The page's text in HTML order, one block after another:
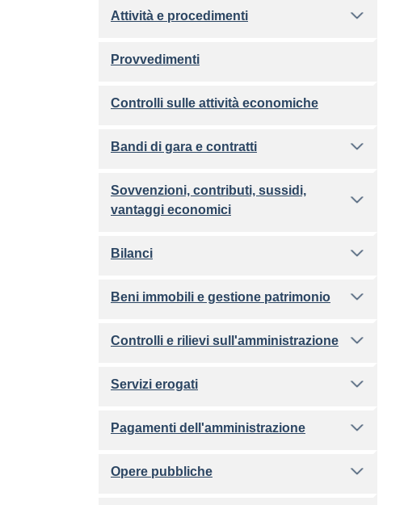
Attività e procedimenti
Provvedimenti
Controlli sulle attività economiche
Bandi di gara e contratti
Sovvenzioni, contributi, sussidi,
vantaggi economici
Bilanci
Beni immobili e gestione patrimonio
Controlli e rilievi sull'amministrazione
Servizi erogati
Pagamenti dell'amministrazione
Opere pubbliche